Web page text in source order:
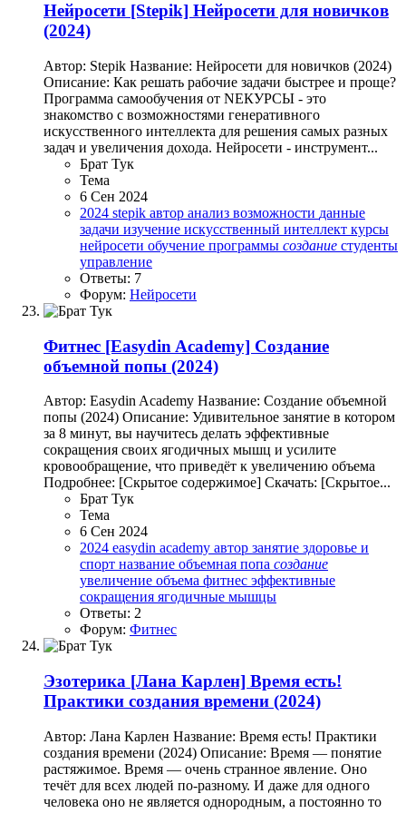
Нейросети [Stepik] Нейросети для новичков
(2024)
Автор: Stepik Название: Нейросети для новичков (2024)
Описание: Как решать рабочие задачи быстрее и проще?
Программа самообучения от NEКУРСЫ - это
знакомство с возможностями генеративного
искусственного интеллекта для решения самых разных
задач и увеличения дохода. Нейросети - инструмент...
Брат Тук
Тема
6 Сен 2024
2024 stepik автор анализ возможности данные
задачи изучение искусственный интеллект курсы
нейросети обучение программы создание студенты
управление
Ответы: 7
Форум: Нейросети
Фитнес [Easydin Academy] Создание
объемной попы (2024)
Автор: Easydin Academy Название: Создание объемной
попы (2024) Описание: Удивительное занятие в котором
за 8 минут, вы научитесь делать эффективные
сокращения своих ягодичных мышц и усилите
кровообращение, что приведёт к увеличению объема
Подробнее: [Скрытое содержимое] Скачать: [Скрытое...
Брат Тук
Тема
6 Сен 2024
2024 easydin academy автор занятие здоровье и
спорт название объемная попа создание
увеличение объема фитнес эффективные
сокращения ягодичные мышцы
Ответы: 2
Форум: Фитнес
Эзотерика [Лана Карлен] Время есть!
Практики создания времени (2024)
Автор: Лана Карлен Название: Время есть! Практики
создания времени (2024) Описание: Время — понятие
растяжимое. Время — очень странное явление. Оно
течёт для всех людей по-разному. И даже для одного
человека оно не является однородным, а постоянно то